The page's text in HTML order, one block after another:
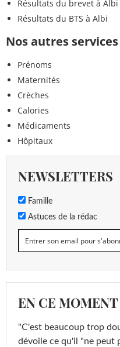
Résultats du brevet à Albi
Résultats du BTS à Albi
Nos autres services
Prénoms
Maternités
Crèches
Calories
Médicaments
Hôpitaux
NEWSLETTERS
Famille
Astuces de la rédac
EN CE MOMENT
"C'est beaucoup trop
dévoile ce qu'il "ne peut